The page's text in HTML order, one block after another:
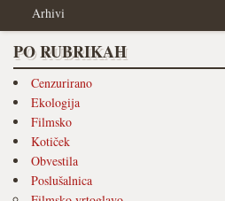
Arhivi
PO RUBRIKAH
Cenzurirano
Ekologija
Filmsko
Kotiček
Obvestila
Poslušalnica